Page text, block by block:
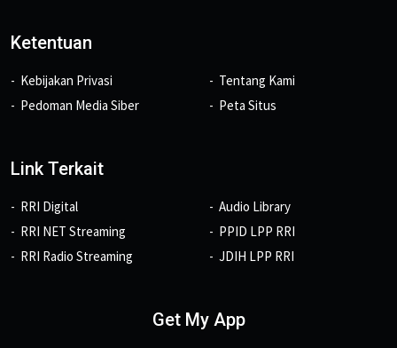
Ketentuan
Kebijakan Privasi
Pedoman Media Siber
Tentang Kami
Peta Situs
Link Terkait
RRI Digital
RRI NET Streaming
RRI Radio Streaming
Audio Library
PPID LPP RRI
JDIH LPP RRI
Get My App